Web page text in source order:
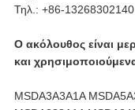
Τηλ.: +86-13268302140
Ο ακόλουθος είναι
και
MSDA3A3A1A